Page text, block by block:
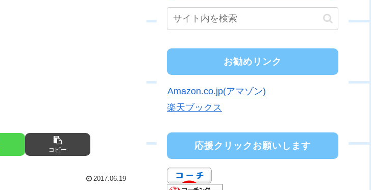
コピー
2017.06.19
お勧めリンク
Amazon.co.jp(アマゾン)
楽天ブックス
応援クリックお願いします